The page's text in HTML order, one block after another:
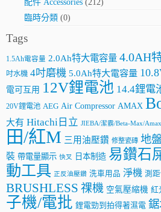
配件 Accessories (212)
臨時分類 (0)
Tags
1.5Ah電容量 2.0Ah特大電容量 4.0AH
吋水機 4吋磨機 5.0Ah特大電容量
電可互用 12V鋰電池 14.4鋰電
20V鋰電池 AEG Air Compressor AMAX
大有 Hitachi日立 JIEBA/潔霸/Beta-Max/Amax
田/紅M 三用油壓鑽 修整瓷磚 地
裝 帶電量顯示 快叉 日本制造 易鑽石
動工具 正反油壓鑽 洗車用品 淨機 測
BRUSHLESS 祼機 空氣壓縮機 紅
子機/電批 鋰電勁到拍得著濕電